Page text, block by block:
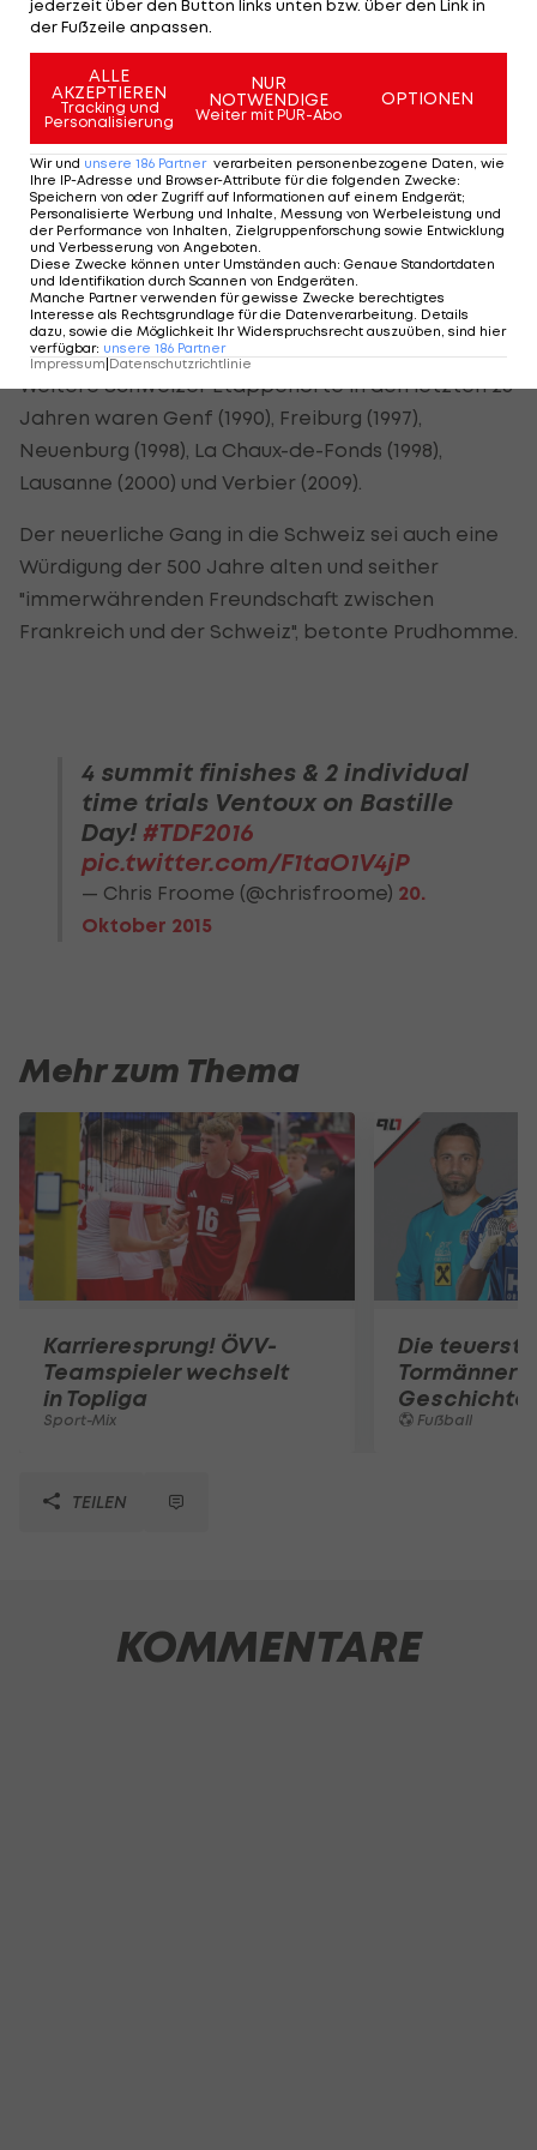
schwärmte von Finhaut, das bei der Dauphine-
Rundfahrt 2014 Etappenort gewesen war. Das
Schweizer Teilstück, das auf fast 2.000 Meter über
Meer endet, werde durch herrliche Landschaften
führen: "Es ist absolut wundervoll."
Mal wieder in die Schweiz
In jüngster Vergangenheit war dieTour de France
immer mal wieder in der Schweiz zu Gast, zuletzt
2012 in Pruntrut.
Weitere Schweizer Etappenorte in den letzten 25
Jahren waren Genf (1990), Freiburg (1997),
Neuenburg (1998), La Chaux-de-Fonds (1998),
Lausanne (2000) und Verbier (2009).
Der neuerliche Gang in die Schweiz sei auch eine
Würdigung der 500 Jahre alten und seither
"immerwährenden Freundschaft zwischen
Frankreich und der Schweiz", betonte Prudhomme.
4 summit finishes & 2 individual
time trials Ventoux on Bastille
Day! #TDF2016
pic.twitter.com/F1taO1V4jP
— Chris Froome (@chrisfroome) 20.
Oktober 2015
Mehr zum Thema
Karrieresprung! ÖVV-
Teamspieler wechselt
in Topliga
Sport-Mix
Die
Tormänner
Geschichte
Fußball
TEILEN
KOMMENTARE
jederzeit über den Button links unten bzw. über den Link in
der Fußzeile anpassen.
ALLE
AKZEPTIEREN
Tracking und
Personalisierung
NUR
NOTWENDIGE
Weiter mit PUR-Abo
OPTIONEN
Wir und unsere 186 Partner verarbeiten personenbezogene Daten, wie
Ihre IP-Adresse und Browser-Attribute für die folgenden Zwecke:
Speichern von oder Zugriff auf Informationen auf einem Endgerät;
Personalisierte Werbung und Inhalte, Messung von Werbeleistung und
der Performance von Inhalten, Zielgruppenforschung sowie Entwicklung
und Verbesserung von Angeboten
Diese Zwecke können unter Umständen auch: Genaue Standortdaten
und Identifikation durch Scannen von Endgeräten
Manche Partner verwenden für gewisse Zwecke berechtigtes
Interesse als Rechtsgrundlage für die Datenverarbeitung. Details
dazu, sowie die Möglichkeit Ihr Widerspruchsrecht auszuüben, sind hier
verfügbar: unsere 186 Partner
Impressum|Datenschutzrichtlinie